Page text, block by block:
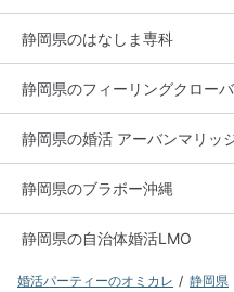
静岡県のはなしま専科
静岡県のフィーリングクロー
静岡県の婚活 アーバンマリッ
静岡県のブラボー沖縄
静岡県の自治体婚活LMO
婚活パーティーのオミカレ 静岡県